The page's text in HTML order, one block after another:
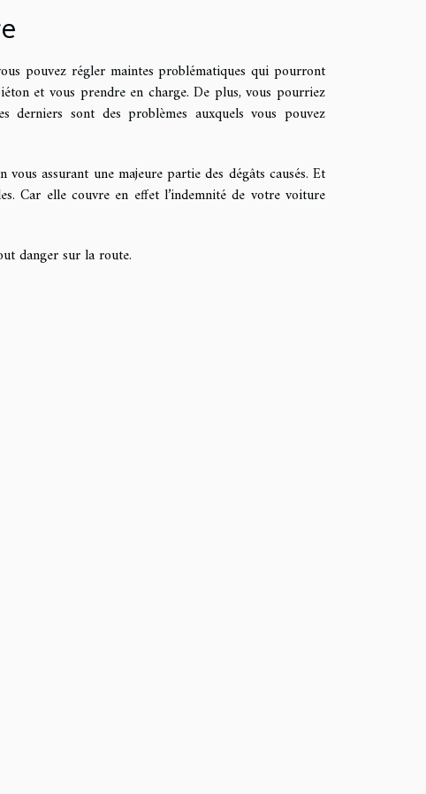
pouvez régler maintes problématiques qui pourront
et vous prendre en charge. De plus, vous pourriez
derniers sont des problèmes auxquels vous pouvez
assurant une majeure partie des dégâts causés. Et
Car elle couvre en effet l’indemnité de votre voiture
danger sur la route.